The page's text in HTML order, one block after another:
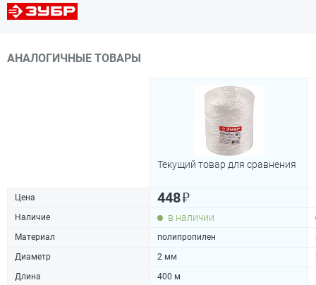
АНАЛОГИЧНЫЕ ТОВАРЫ
Текущий товар для сравнения
Цена 448₽
Наличие в наличии
Материал полипропилен
Диаметр
2 мм
Длина
400 м